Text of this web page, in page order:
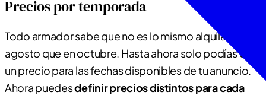
Precios por temporada
Todo armador sabe que no es lo mismo alquilar en
agosto que en octubre. Hasta ahora solo podías
un precio para las fechas disponibles de tu anuncio.
Ahora puedesdefinir precios distintos para cada